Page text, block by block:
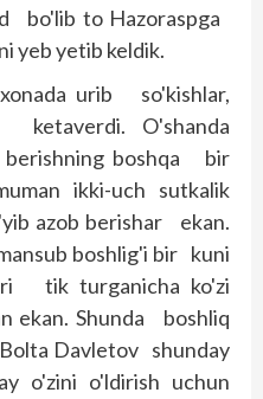
bo'lib to Hazoraspga
yeb yetib keldik.
urib so'kishlar,
O'shanda
boshqa bir
ikki-uch sutkalik
azob berishar ekan.
bosh­lig'i bir kuni
tik turganicha ko'zi
ekan. Shunda bosh­liq
Davletov shunday
o'zini o'ldirish uchun